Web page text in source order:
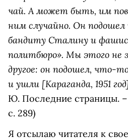
чай. А может быть, им
ним случайно. Он
бандиту Сталину и
политбюро». Мы этого не
другое: он подошел, что-
и ушли [Караганда, 1951
Ю. Последние страницы.
с. 289)
Я отсылаю читателя к